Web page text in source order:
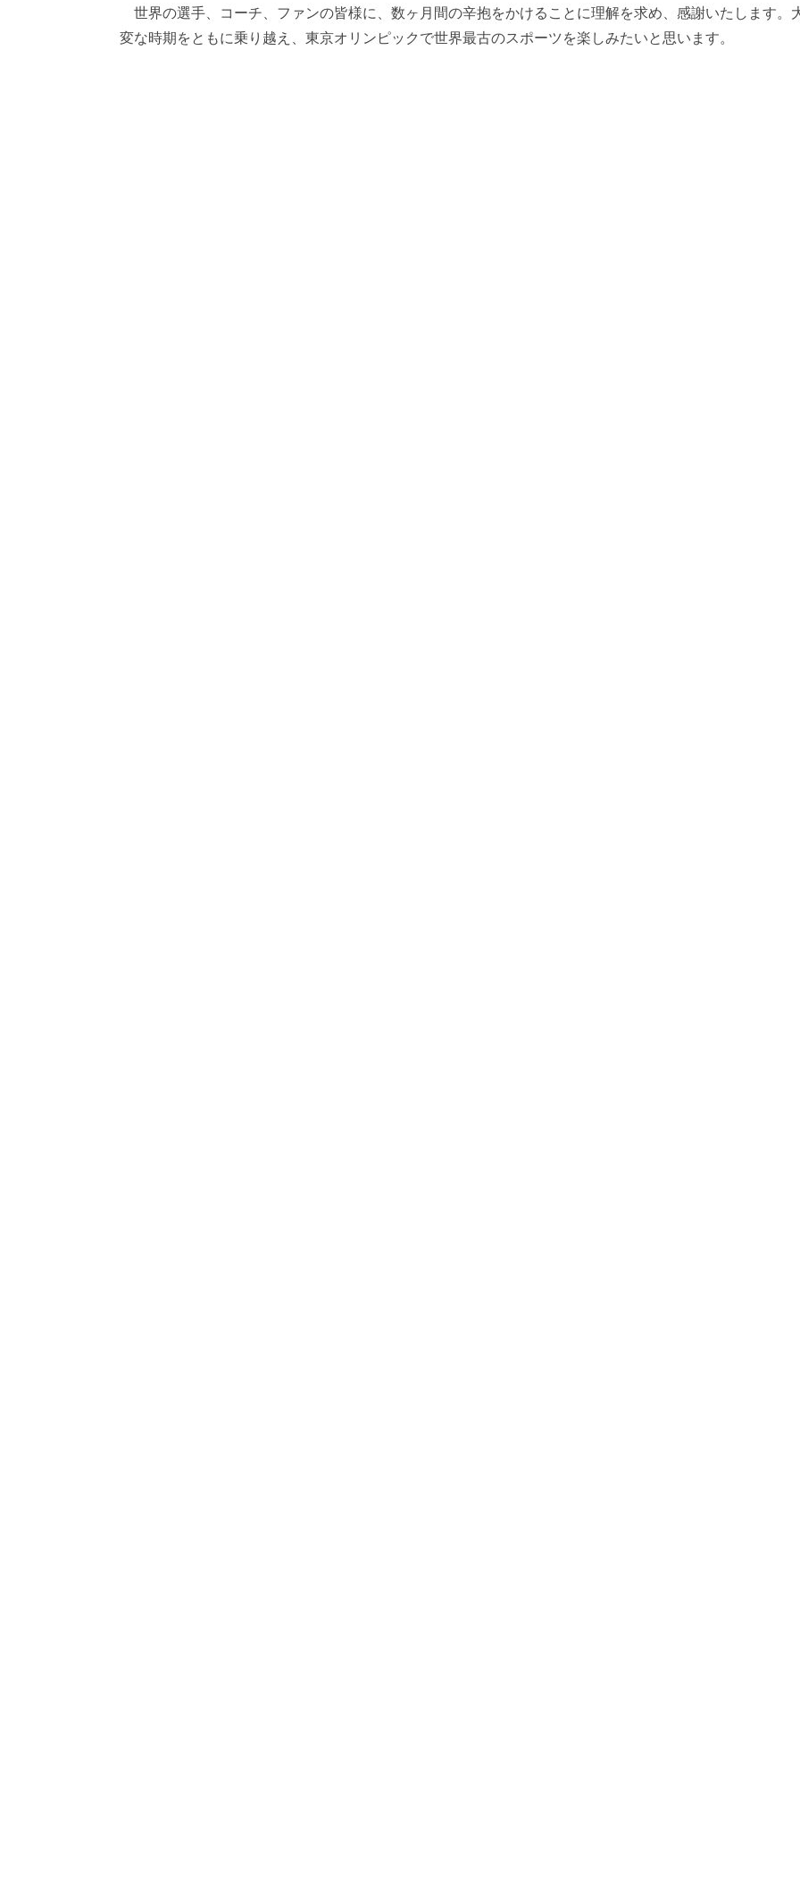
世界の選手、コーチ、ファンの皆様に、数ヶ月間の辛抱をかけることに理解を求め、感謝いたします。
変な時期をともに乗り越え、東京オリンピックで世界最古のスポーツを楽しみたいと思います。